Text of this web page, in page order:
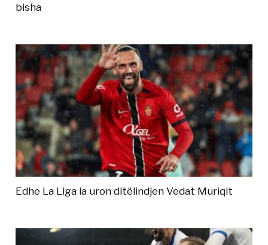
bisha
Edhe La Liga ia uron ditëlindjen Vedat Muriqit